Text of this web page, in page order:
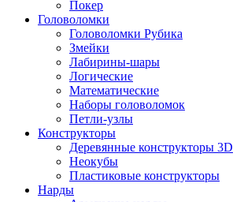
Покер
Головоломки
Головоломки Рубика
Змейки
Лабирины-шары
Логические
Математические
Наборы головоломок
Петли-узлы
Конструкторы
Деревянные конструкторы 3D
Неокубы
Пластиковые конструкторы
Нарды